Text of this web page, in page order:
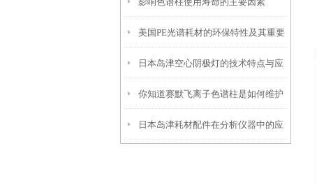
反应的影响
美国PE光谱耗材的环保特性及其重要
性
日本岛津空心阴极灯的技术特点与应
用
你知道赛默飞离子色谱柱是如何维护
保养的吗？
日本岛津耗材配件在分析仪器中的应